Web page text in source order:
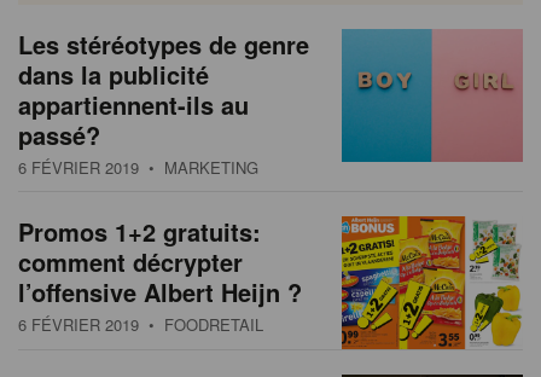
N
e
w
s
Les stéréotypes de genre
dans la publicité
appartiennent-ils au
passé?
6 FÉVRIER 2019 • MARKETING
Promos 1+2 gratuits:
comment décrypter
l’offensive Albert Heijn ?
6 FÉVRIER 2019 • FOODRETAIL
P
a
g
i
n
t
i
o
n
Previous
page
Page
Page
Page
Page
Current
page
Page
Page
Page
Page
Next
page
academy
society